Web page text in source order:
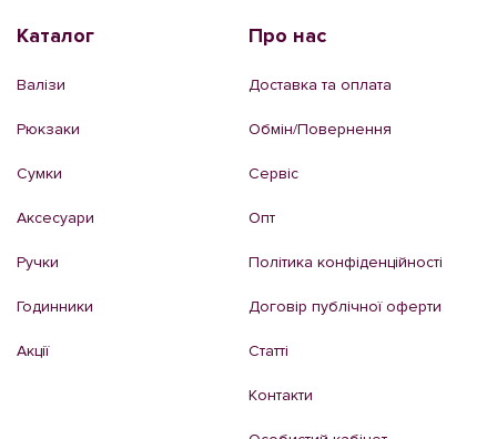
Каталог
Валізи
Рюкзаки
Сумки
Аксесуари
Ручки
Годинники
Акції
Про нас
Доставка та оплата
Обмін/Повернення
Сервіс
Опт
Політика конфіденційності
Договір публічної оферти
Статті
Контакти